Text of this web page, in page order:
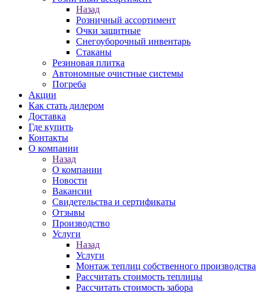
Назад
Розничный ассортимент
Очки защитные
Снегоуборочный инвентарь
Стаканы
Резиновая плитка
Автономные очистные системы
Погреба
Акции
Как стать дилером
Доставка
Где купить
Контакты
О компании
Назад
О компании
Новости
Вакансии
Свидетельства и сертификаты
Отзывы
Производство
Услуги
Назад
Услуги
Монтаж теплиц собственного производства
Рассчитать стоимость теплицы
Рассчитать стоимость забора